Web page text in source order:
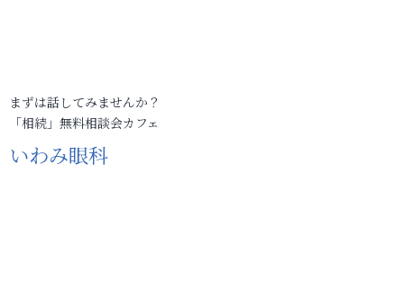
まずは話してみませんか？
「相続」無料相談会カフェ
いわみ眼科